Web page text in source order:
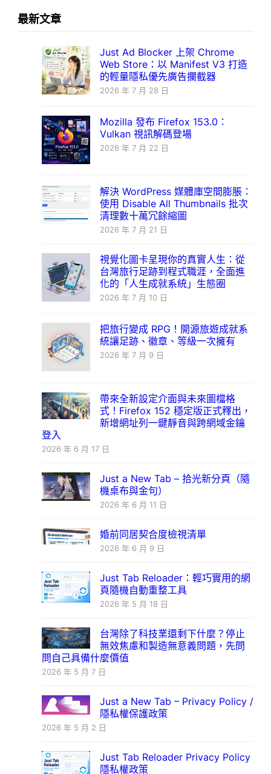
最新文章
Just Ad Blocker 上架 Chrome
Web Store：以 Manifest V3 打造
的輕量隱私優先廣告攔截器
2026 年 7 月 28 日
Mozilla 發布 Firefox 153.0：
Vulkan 視訊解碼登場
2026 年 7 月 22 日
解決 WordPress 媒體庫空間膨脹：
使用 Disable All Thumbnails 批次
清理數十萬冗餘縮圖
2026 年 7 月 21 日
視覺化圖卡呈現你的真實人生：從
台灣旅行足跡到程式職涯，全面進
化的「人生成就系統」生態圈
2026 年 7 月 10 日
把旅行變成 RPG！開源旅遊成就系
統讓足跡、徽章、等級一次擁有
2026 年 7 月 9 日
帶來全新設定介面與未來圖檔格
式！Firefox 152 穩定版正式釋出，
新增網址列一鍵靜音與跨網域金鑰
登入
2026 年 6 月 17 日
Just a New Tab – 拾光新分頁（隨
機桌布與金句）
2026 年 6 月 11 日
婚前同居契合度檢視清單
2026 年 6 月 9 日
Just Tab Reloader：輕巧實用的網
頁隨機自動重整工具
2026 年 5 月 18 日
台灣除了科技業還剩下什麼？停止
無效焦慮和製造無意義問題，先問
問自己具備什麼價值
2026 年 5 月 7 日
Just a New Tab – Privacy Policy /
隱私權保護政策
2026 年 5 月 2 日
Just Tab Reloader Privacy Policy
隱私權政策